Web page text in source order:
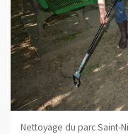
Nettoyage du parc Saint-